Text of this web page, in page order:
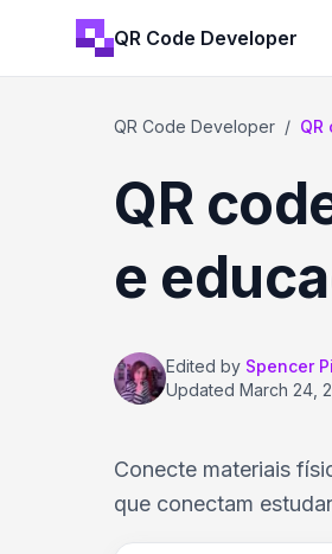
QR Code Developer
QR Code Developer /
QR
e
Edited by Spencer
Updated March 24,
Conecte materiais
que conectam